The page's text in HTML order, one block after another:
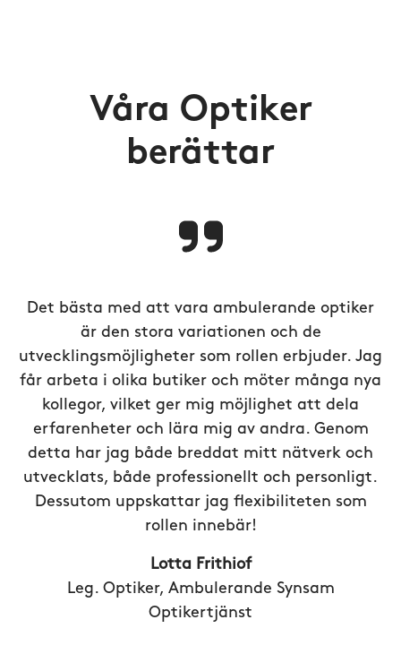
Våra Optiker
berättar
Det bästa med att vara ambulerande optiker
är den stora variationen och de
utvecklingsmöjligheter som rollen erbjuder. Jag
får arbeta i olika butiker och möter många nya
kollegor, vilket ger mig möjlighet att dela
erfarenheter och lära mig av andra. Genom
detta har jag både breddat mitt nätverk och
utvecklats, både professionellt och personligt.
Dessutom uppskattar jag flexibiliteten som
rollen innebär!
Lotta Frithiof
Leg. Optiker, Ambulerande Synsam
Optikertjänst